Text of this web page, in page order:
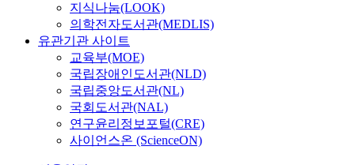
지식나눔(LOOK)
의학전자도서관(MEDLIS)
유관기관 사이트
교육부(MOE)
국립장애인도서관(NLD)
국립중앙도서관(NL)
국회도서관(NAL)
연구윤리정보포털(CRE)
사이언스온 (ScienceON)